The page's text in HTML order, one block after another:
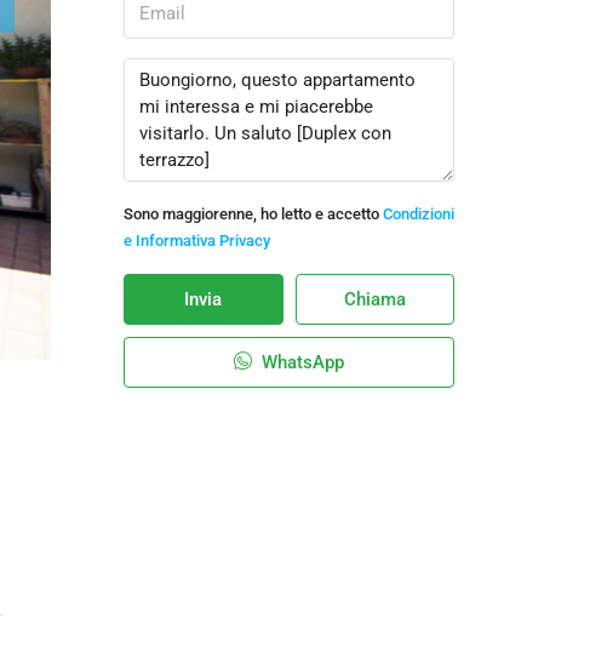
Sono maggiorenne, ho letto e accetto Condizioni
e Informativa Privacy
Invia Chiama
WhatsApp